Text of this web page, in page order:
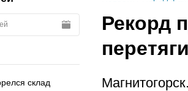
склад
Рекорд